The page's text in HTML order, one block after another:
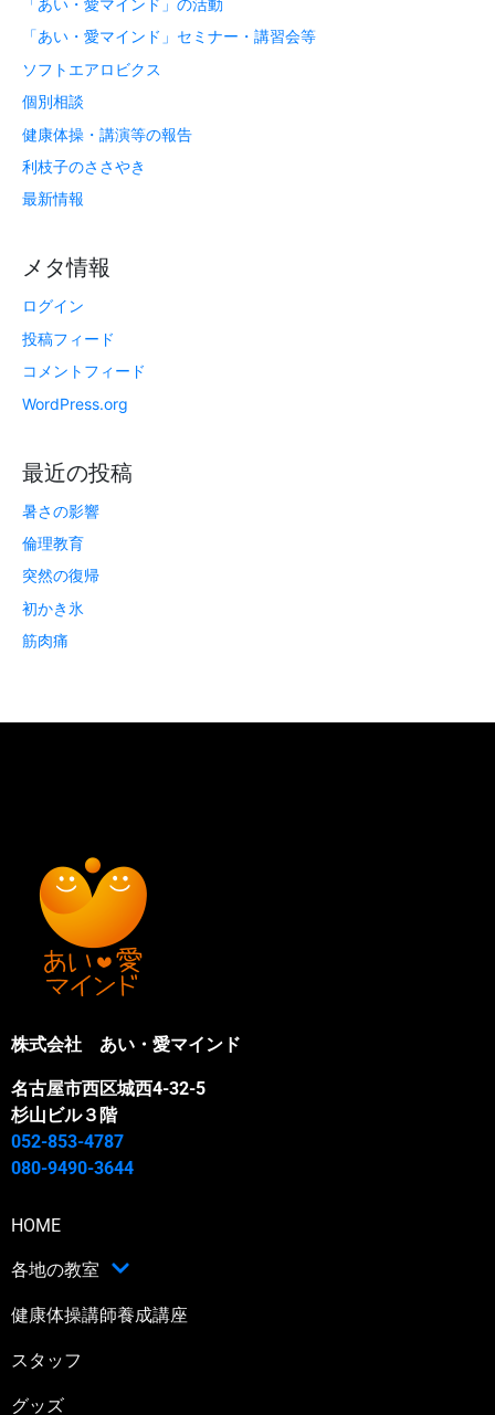
「あい・愛マインド」の活動
「あい・愛マインド」セミナー・講習会等
ソフトエアロビクス
個別相談
健康体操・講演等の報告
利枝子のささやき
最新情報
メタ情報
ログイン
投稿フィード
コメントフィード
WordPress.org
最近の投稿
暑さの影響
倫理教育
突然の復帰
初かき氷
筋肉痛
株式会社 あい・愛マインド
名古屋市西区城西4-32-5
杉山ビル３階
052-853-4787
080-9490-3644
HOME
各地の教室
健康体操講師養成講座
スタッフ
グッズ